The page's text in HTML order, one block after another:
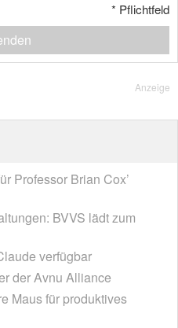
* Pflichtfeld
Anzeige
Professor Brian Cox’
BVVS lädt zum
verfügbar
der Avnu Alliance
Maus für produktives